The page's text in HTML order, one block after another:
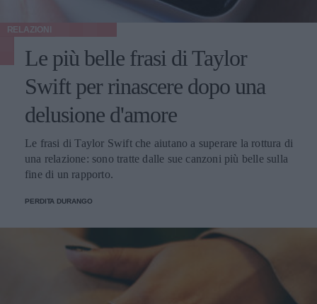
RELAZIONI
Le più belle frasi di Taylor
Swift per rinascere dopo una
delusione d'amore
Le frasi di Taylor Swift che aiutano a superare la rottura di
una relazione: sono tratte dalle sue canzoni più belle sulla
fine di un rapporto.
PERDITA DURANGO